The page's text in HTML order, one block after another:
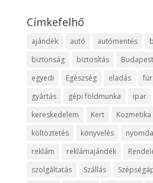
Címkefelhő
ajándék autó autómentés
biztonság
biztosítás Budapest
egyedi
Egészség eladás
gyártás
gépi földmunka ipar
kereskedelem
Kert Kozmetika
költöztetés
könyvelés nyomda
reklám
reklámajándék
szolgáltatás
Szállás